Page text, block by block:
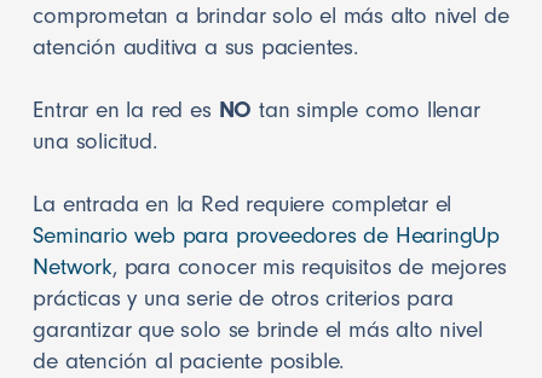
comprometan a brindar solo el más alto nivel de
atención auditiva a sus pacientes.
Entrar en la red es NO tan simple como llenar
una solicitud.
La entrada en la Red requiere completar el
Seminario web para proveedores de HearingUp
Network, para conocer mis requisitos de mejores
prácticas y una serie de otros criterios para
garantizar que solo se brinde el más alto nivel
de atención al paciente posible.